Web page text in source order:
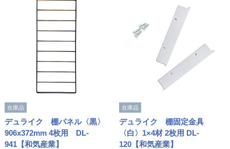
在庫品
デュライク 棚パネル〈黒〉
906x372mm 4枚用 DL-
941【和気産業】
在庫品
デュライク 棚固定金具
〈白〉1×4材 2枚用 DL-
120【和気産業】